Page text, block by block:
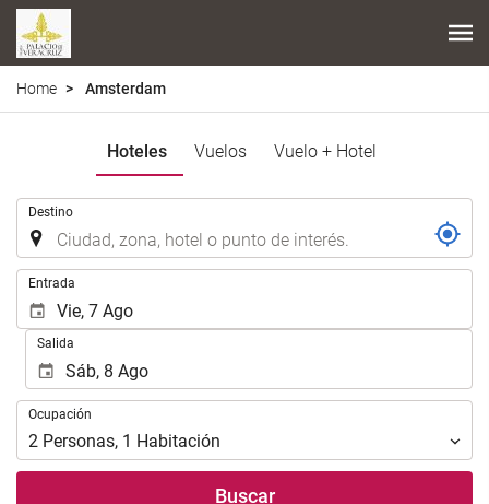
Home Amsterdam
Hoteles Vuelos Vuelo + Hotel
Destino
Entrada
Salida
Ocupación
Ocupación
2 Personas, 1 Habitación
Buscar